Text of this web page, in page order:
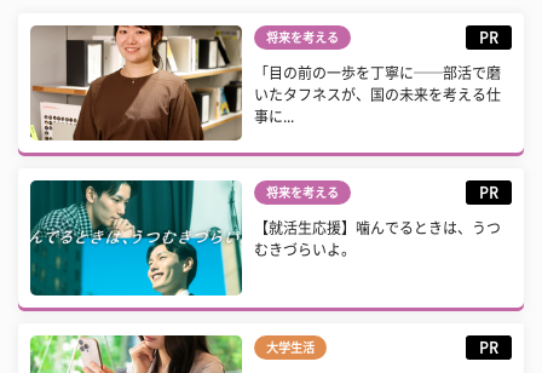
将来を考える PR
「目の前の一歩を丁寧に──部活で磨
いたタフネスが、国の未来を考える仕
事に...
将来を考える PR
【就活生応援】噛んでるときは、うつ
むきづらいよ。
大学生活 PR